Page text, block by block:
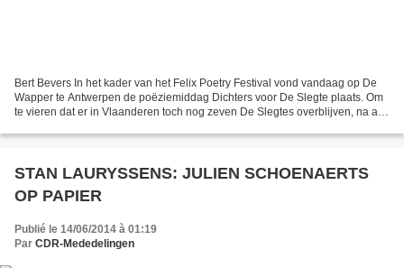
Bert Bevers In het kader van het Felix Poetry Festival vond vandaag op De
Wapper te Antwerpen de poëziemiddag Dichters voor De Slegte plaats. Om
te vieren dat er in Vlaanderen toch nog zeven De Slegtes overblijven, na al
STAN LAURYSSENS: JULIEN SCHOENAERTS
OP PAPIER
Publié le 14/06/2014 à 01:19
Par CDR-Mededelingen